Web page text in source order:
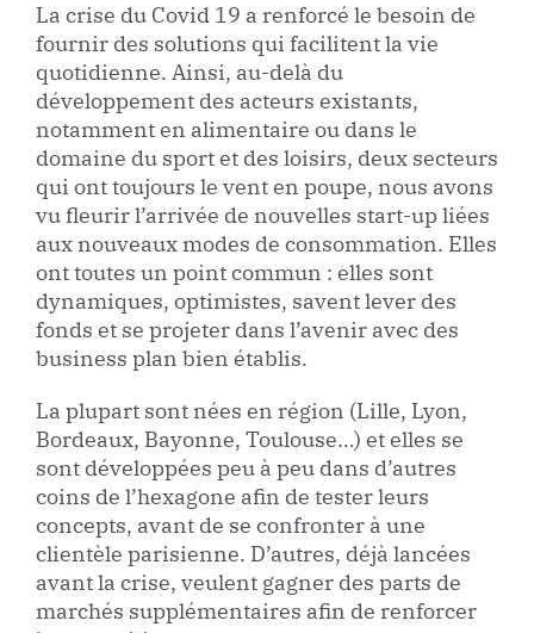
La crise du Covid 19 a renforcé le besoin de
fournir des solutions qui facilitent la vie
quotidienne. Ainsi, au-delà du
développement des acteurs existants,
notamment en alimentaire ou dans le
domaine du sport et des loisirs, deux secteurs
qui ont toujours le vent en poupe, nous avons
vu fleurir l’arrivée de nouvelles start-up liées
aux nouveaux modes de consommation. Elles
ont toutes un point commun : elles sont
dynamiques, optimistes, savent lever des
fonds et se projeter dans l’avenir avec des
business plan bien établis.
La plupart sont nées en région (Lille, Lyon,
Bordeaux, Bayonne, Toulouse…) et elles se
sont développées peu à peu dans d’autres
coins de l’hexagone afin de tester leurs
concepts, avant de se confronter à une
clientèle parisienne. D’autres, déjà lancées
avant la crise, veulent gagner des parts de
marchés supplémentaires afin de renforcer